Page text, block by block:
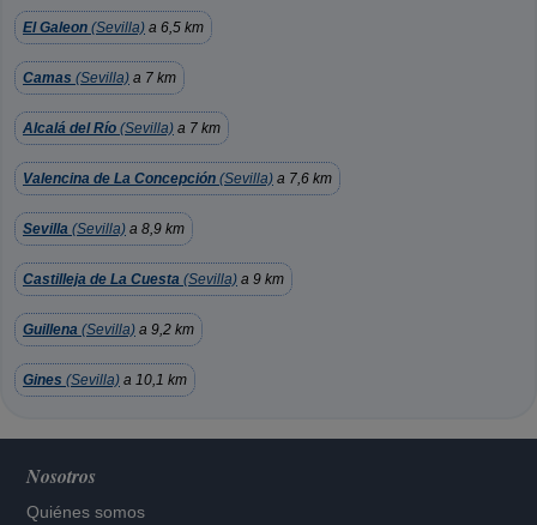
El Galeon (Sevilla) a 6,5 km
Camas (Sevilla) a 7 km
Alcalá del Río (Sevilla) a 7 km
Valencina de La Concepción (Sevilla) a 7,6 km
Sevilla (Sevilla) a 8,9 km
Castilleja de La Cuesta (Sevilla) a 9 km
Guillena (Sevilla) a 9,2 km
Gines (Sevilla) a 10,1 km
Nosotros
Quiénes somos